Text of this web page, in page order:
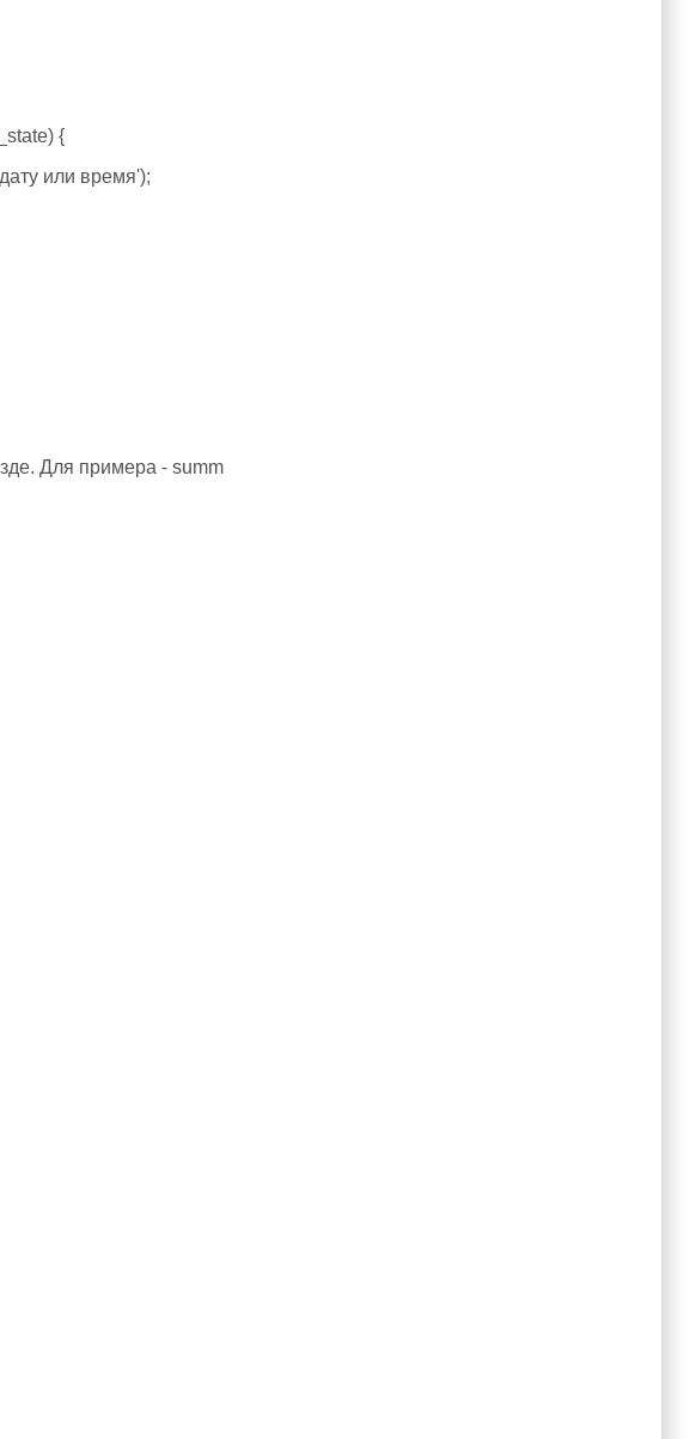
{
или время');
Для примера - summ